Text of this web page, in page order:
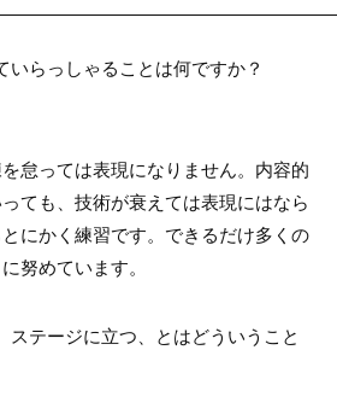
らっしゃることは何ですか？
怠っては表現になりません。内容的
ても、技術が衰えては表現にはなら
にかく練習です。できるだけ多くの
努めています。
テージに立つ、とはどういうこと